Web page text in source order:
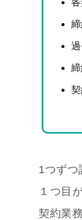
1つずつ
１つ目が
契約業